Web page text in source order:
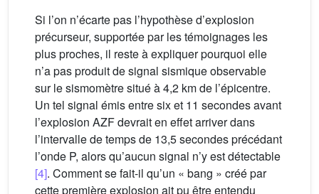
Si l’on n’écarte pas l’hypothèse d’explosion
précurseur, supportée par les témoignages les
plus proches, il reste à expliquer pourquoi elle
n’a pas produit de signal sismique observable
sur le sismomètre situé à 4,2 km de l’épicentre.
Un tel signal émis entre six et 11 secondes avant
l’explosion AZF devrait en effet arriver dans
l’intervalle de temps de 13,5 secondes précédant
l’onde P, alors qu’aucun signal n’y est détectable
[4]. Comment se fait-il qu’un « bang » créé par
cette première explosion ait pu être entendu